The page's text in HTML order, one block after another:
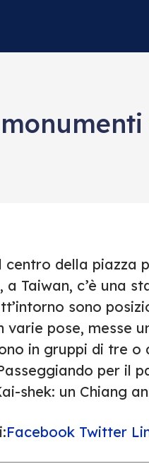
centro della piazza
a Taiwan, c’è una
sono
varie pose, messe
in gruppi di tre
per il
shek: un Chiang
Facebook Twitter